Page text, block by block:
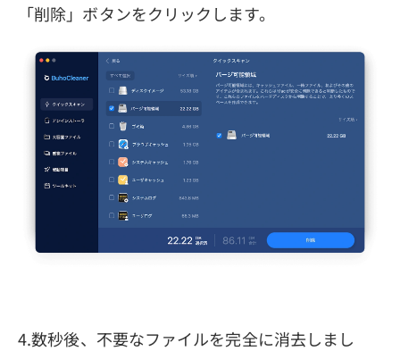
「削除」ボタンをクリックします。
4.数秒後、不要なファイルを完全に消去しまし